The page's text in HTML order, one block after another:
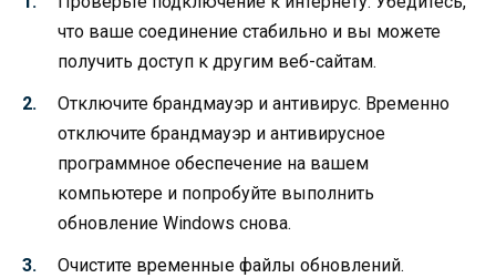
что ваше соединение стабильно и вы можете
получить доступ к другим веб-сайтам.
Отключите брандмауэр и антивирус. Временно
отключите брандмауэр и антивирусное
программное обеспечение на вашем
компьютере и попробуйте выполнить
обновление Windows снова.
Очистите временные файлы обновлений.